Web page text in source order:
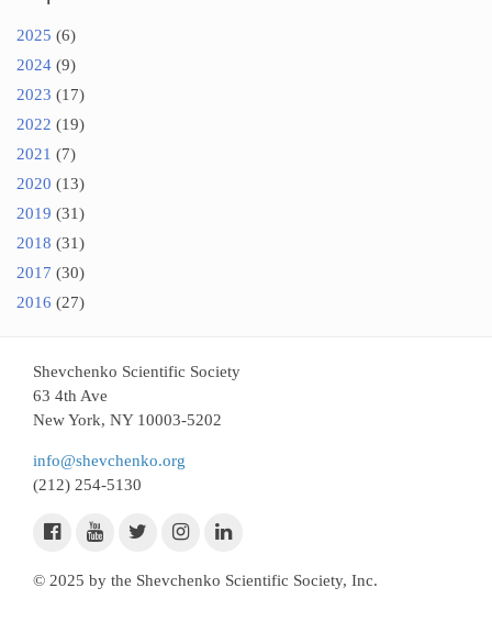
2025 (6)
2024 (9)
2023 (17)
2022 (19)
2021 (7)
2020 (13)
2019 (31)
2018 (31)
2017 (30)
2016 (27)
Shevchenko Scientific Society
63 4th Ave
New York, NY 10003-5202
info@shevchenko.org
(212) 254-5130
© 2025 by the Shevchenko Scientific Society, Inc.